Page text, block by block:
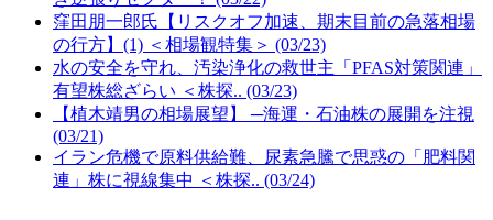
窪田朋一郎氏【リスクオフ加速、期末目前の急落相場
の行方】(1) ＜相場観特集＞ (03/23)
水の安全を守れ、汚染浄化の救世主「PFAS対策関連」
有望株総ざらい ＜株探.. (03/23)
【植木靖男の相場展望】 ─海運・石油株の展開を注視
(03/21)
イラン危機で原料供給難、尿素急騰で思惑の「肥料関
連」株に視線集中 ＜株探.. (03/24)